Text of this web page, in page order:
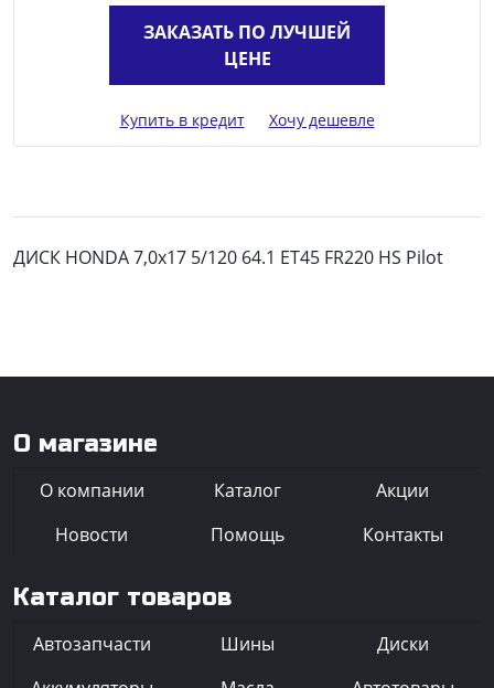
ЗАКАЗАТЬ ПО ЛУЧШЕЙ
ЦЕНЕ
Купить в кредит Хочу дешевле
ДИСК HONDA 7,0x17 5/120 64.1 ET45 FR220 HS Pilot
О магазине
О компании Каталог
Акции
Новости
Помощь Контакты
Каталог товаров
Автозапчасти Шины
Диски